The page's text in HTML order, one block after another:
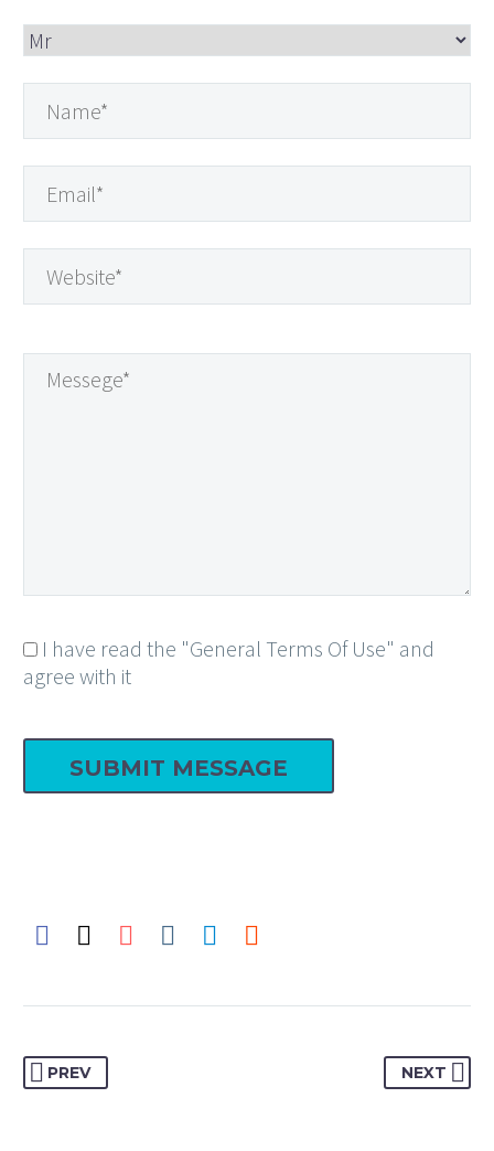
I have read the "General Terms Of Use" and
agree with it
PREV NEXT